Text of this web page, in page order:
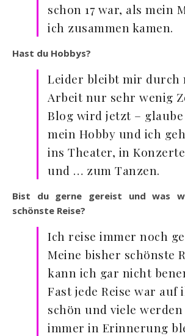
schon 17 war, als mein
ich zusammen kamen.
Hast du Hobbys?
Leider bleibt mir durch
Arbeit nur sehr wenig
Blog wird jetzt –
mein Hobby und ich
ins Theater, in
und … zum Tanzen.
Bist du gerne gereist und was
schönste Reise?
Ich reise immer noch
Meine bisher schönste
kann ich gar nicht
Fast jede Reise war auf
schön und viele
immer in Erinnerung